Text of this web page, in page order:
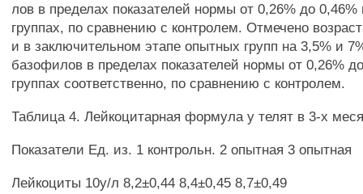
лов в пределах показателей нормы от 0,26% до
группах, по сравнению с контролем. Отмечено
и в заключительном этапе опытных групп на 3,5% и
базофилов в пределах показателей нормы от 0,26%
группах соответственно, по сравнению с контролем.
Таблица 4. Лейкоцитарная формула у телят в 3-х
Показатели Ед. из. 1 контрольн. 2 опытная 3 опытная
Лейкоциты 10у/л 8,2±0,44 8,4±0,45 8,7±0,49